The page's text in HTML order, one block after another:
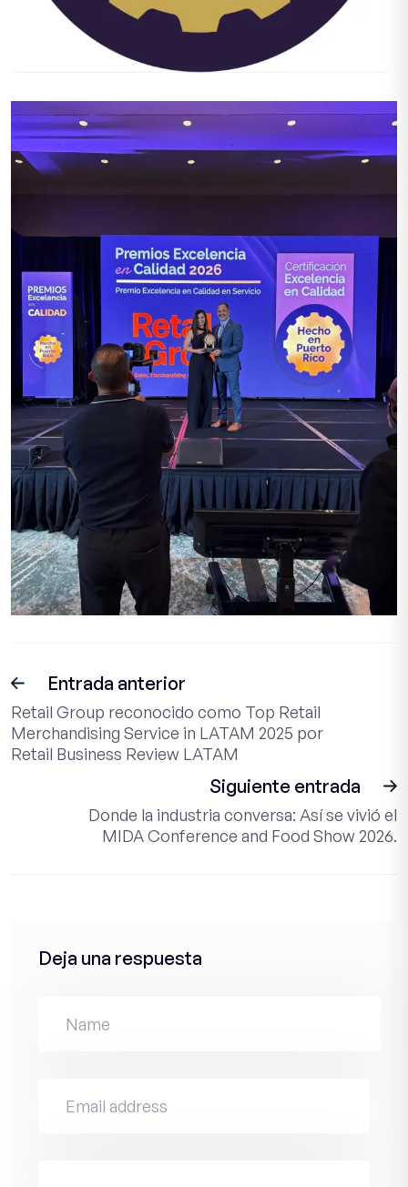
Entrada anterior
Retail Group reconocido como Top Retail
Merchandising Service in LATAM 2025 por
Retail Business Review LATAM
Siguiente entrada
Donde la industria conversa: Así se vivió el
MIDA Conference and Food Show 2026.
Deja una respuesta